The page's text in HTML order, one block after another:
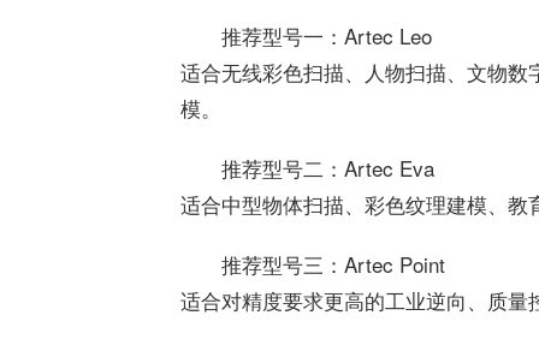
推荐型号一：Artec Leo
适合无线彩色扫描、人物扫描、文物
模。
推荐型号二：Artec Eva
适合中型物体扫描、彩色纹理建模、
推荐型号三：Artec Point
适合对精度要求更高的工业逆向、质